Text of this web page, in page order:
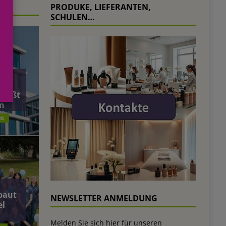
PRODUKE, LIEFERANTEN,
SCHULEN…
NEWSLETTER ANMELDUNG
Melden Sie sich hier für unseren